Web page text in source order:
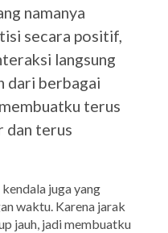
namanya
secara positif,
langsung
dari berbagai
terus
dan terus
juga yang
waktu. Karena jarak
jauh, jadi membuatku